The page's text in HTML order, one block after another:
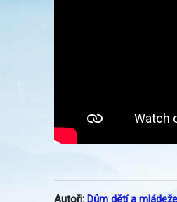
Autoři: Dům dětí a